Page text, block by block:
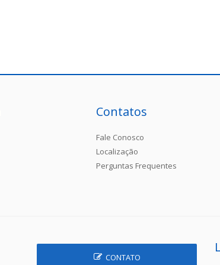
Contatos
Fale Conosco
Localização
Perguntas Frequentes
CONTATO